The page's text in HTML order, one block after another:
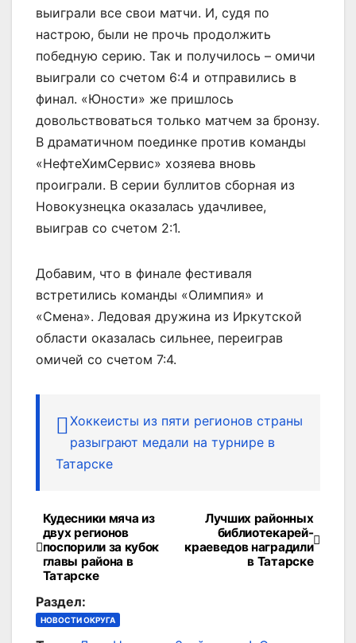
выиграли все свои матчи. И, судя по
настрою, были не прочь продолжить
победную серию. Так и получилось – омичи
выиграли со счетом 6:4 и отправились в
финал. «Юности» же пришлось
довольствоваться только матчем за бронзу.
В драматичном поединке против команды
«НефтеХимСервис» хозяева вновь
проиграли. В серии буллитов сборная из
Новокузнецка оказалась удачливее,
выиграв со счетом 2:1.
Добавим, что в финале фестиваля
встретились команды «Олимпия» и
«Смена». Ледовая дружина из Иркутской
области оказалась сильнее, переиграв
омичей со счетом 7:4.
Хоккеисты из пяти регионов страны
разыграют медали на турнире в
Татарске
Навигация
по
записям
Лучших районных
библиотекарей-
краеведов наградили
в Татарске
Кудесники мяча из
двух регионов
поспорили за кубок
главы района в
Татарске
Раздел:
НОВОСТИ ОКРУГА